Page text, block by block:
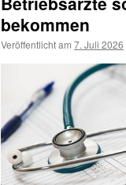
bekommen
Veröffentlicht am 7. Juli 2026